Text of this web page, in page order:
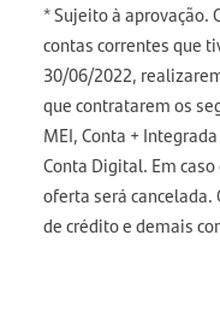
* Sujeito à aprovação.
contas correntes que
30/06/2022,
que contratarem os
MEI, Conta +
Conta Digital. Em
oferta será
de crédito e demais